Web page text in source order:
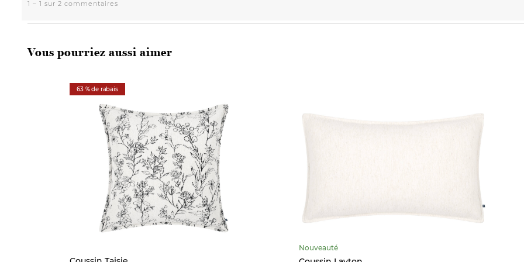
Vous pourriez aussi aimer
63 % de rabais
Nouveauté